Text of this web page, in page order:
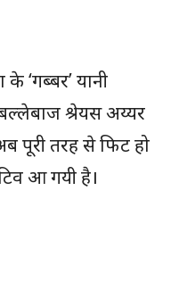
के ‘गब्बर’ यानी
श्रेयस अय्यर
पूरी तरह से फिट हो
आ गयी है।